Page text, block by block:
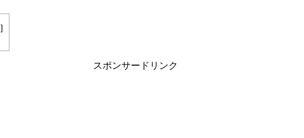
]
スポンサードリンク